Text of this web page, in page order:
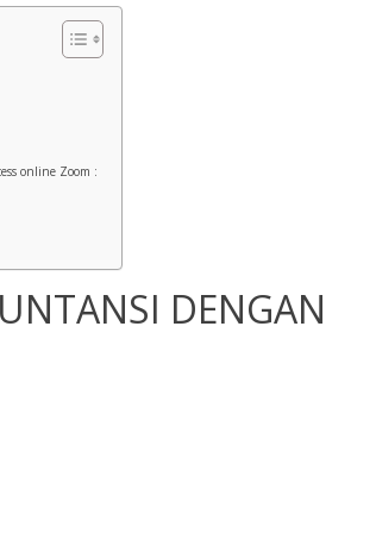
online Zoom :
DENGAN